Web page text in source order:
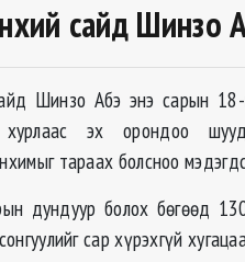
сайд Шинзо
Шинзо Абэ энэ сарын
хурлаас эх орондоо
тараах болсноо
дундуур болох бөгөөд
сар хүрэхгүй